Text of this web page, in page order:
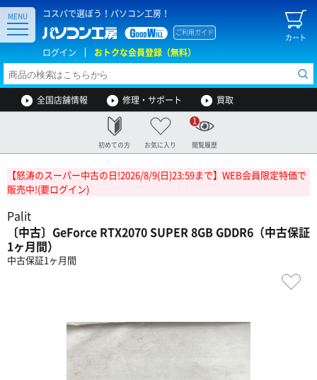
コスパで選ぼう！パソコン工房！
カート
ご利用ガイド
ログイン おトクな会員登録（無料）
MENU
全国店舗情報 修理・サポート 買取
初めての方 お気に入り 閲覧履歴
1
【怒涛のスーパー中古の日!2026/8/9(日)23:59まで】WEB会員限定特価で
販売中!(要ログイン)
Palit
〔中古〕GeForce RTX2070 SUPER 8GB GDDR6（中古保証
1ヶ月間）
中古保証1ヶ月間